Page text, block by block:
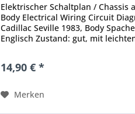
Elektrischer Schaltplan / Chassis
Body Electrical Wiring Circuit
Cadillac Seville 1983, Body
Englisch Zustand: gut, mit
Datei! Sie erhalten...
14,90 € *
Merken